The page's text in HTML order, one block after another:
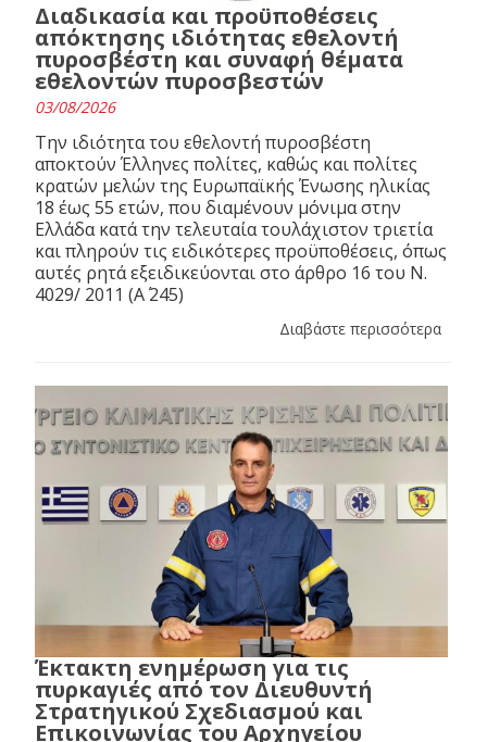
Διαδικασία και προϋποθέσεις
απόκτησης ιδιότητας εθελοντή
πυροσβέστη και συναφή θέματα
εθελοντών πυροσβεστών
03/08/2026
Την ιδιότητα του εθελοντή πυροσβέστη
αποκτούν Έλληνες πολίτες, καθώς και πολίτες
κρατών μελών της Ευρωπαϊκής Ένωσης ηλικίας
18 έως 55 ετών, που διαμένουν μόνιμα στην
Ελλάδα κατά την τελευταία τουλάχιστον τριετία
και πληρούν τις ειδικότερες προϋποθέσεις, όπως
αυτές ρητά εξειδικεύονται στο άρθρο 16 του N.
4029/ 2011 (Α΄ 245)
Διαβάστε περισσότερα
Έκτακτη ενημέρωση για τις
πυρκαγιές από τον Διευθυντή
Στρατηγικού Σχεδιασμού και
Επικοινωνίας του Αρχηγείου